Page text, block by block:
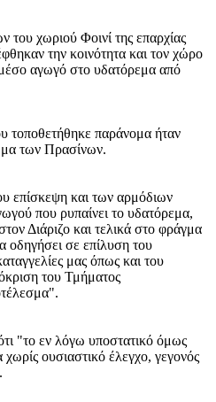
του χωριού Φοινί της επαρχίας
την κοινότητα και τον χώρο
αγωγό στο υδατόρεμα από
παράνομα ήταν
των Πρασίνων.
επίσκεψη και των αρμόδιων
που ρυπαίνει το υδατόρεμα,
Διάριζο και τελικά στο φράγμα
οδηγήσει σε επίλυση του
μας όπως και του
του Τμήματος
"το εν λόγω υποστατικό όμως
ουσιαστικό έλεγχο, γεγονός